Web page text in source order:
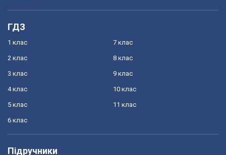
ГДЗ
1 клас
2 клас
3 клас
4 клас
5 клас
6 клас
7 клас
8 клас
9 клас
10 клас
11 клас
Підручники